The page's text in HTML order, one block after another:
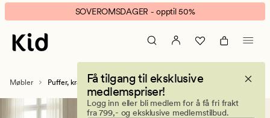
Se
alle
våre
puffer,
banner.
Klikk
ESCAPE
pause.
SOVEROMSDAGER - opptil 50%
Få tilgang til eksklusive
medlemspriser!
Logg inn eller bli medlem for å få fri frakt
fra 799,- og eksklusive medlemstilbud.
Møbler Puffer, krakker og benker